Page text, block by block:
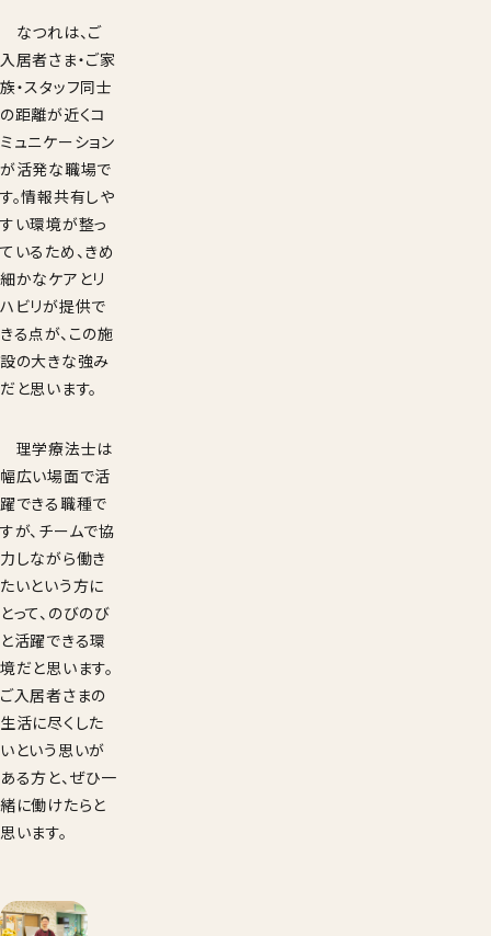
なつれは、ご
入居者さま・ご家
族・スタッフ同士
の距離が近くコ
ミュニケーション
が活発な職場で
す。情報共有しや
すい環境が整っ
ているため、きめ
細かなケアとリ
ハビリが提供で
きる点が、この施
設の大きな強み
だと思います。
理学療法士は
幅広い場面で活
躍できる職種で
すが、チームで協
力しながら働き
たいという方に
とって、のびのび
と活躍できる環
境だと思います。
ご入居者さまの
生活に尽くした
いという思いが
ある方と、ぜひ一
緒に働けたらと
思います。